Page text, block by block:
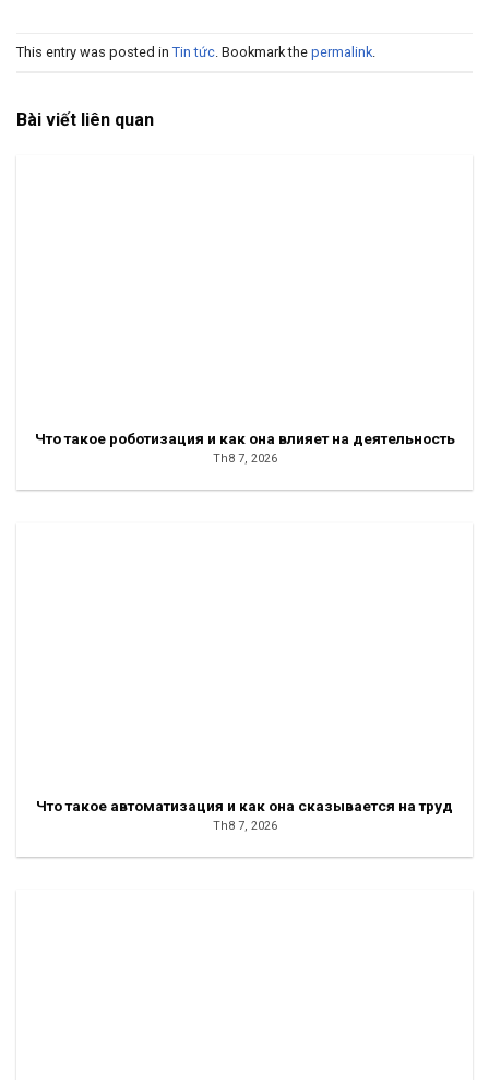
This entry was posted in Tin tức . Bookmark the permalink
Bài viết liên quan
Что такое роботизация и как она влияет на деятельность
Th8 7, 2026
Что такое автоматизация и как она сказывается на труд
Th8 7, 2026